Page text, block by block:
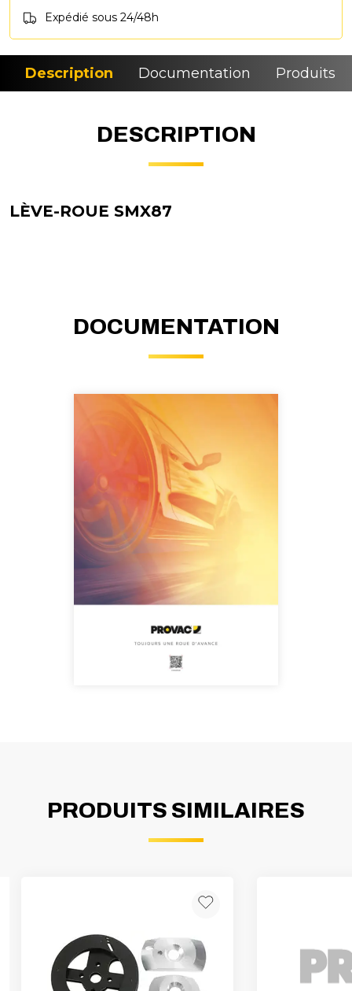
Expédié sous 24/48h
Description Documentation Produits
DESCRIPTION
LÈVE-ROUE SMX87
DOCUMENTATION
PRODUITS SIMILAIRES